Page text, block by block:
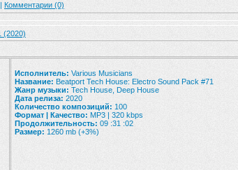
Комментарии (0)
(2020)
Исполнитель: Various Musicians
Название: Beatport Tech House: Electro Sound Pack #71
Жанр музыки: Tech House, Deep House
Дата релиза: 2020
Количество композиций: 100
Формат | Качество: MP3 | 320 kbps
Продолжительность: 09 :31 :02
Размер: 1260 mb (+3%)